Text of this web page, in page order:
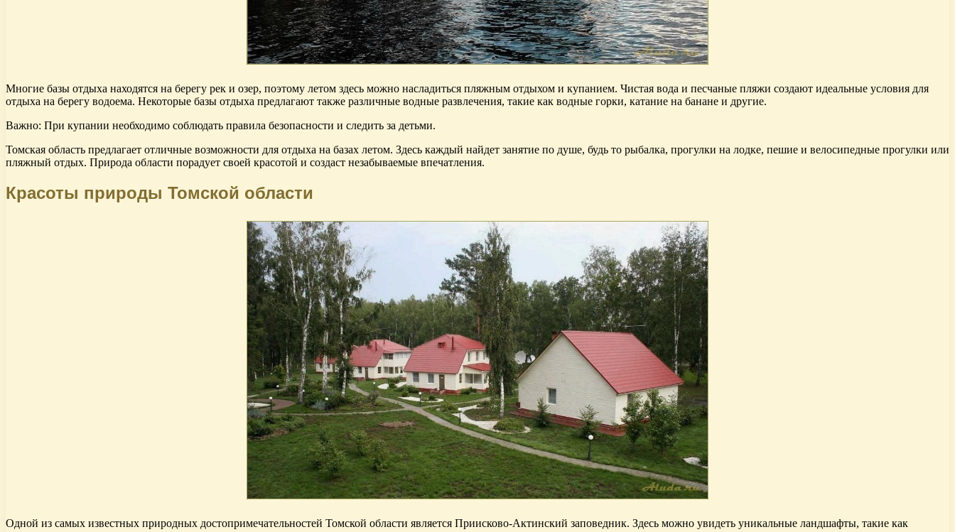
Многие базы отдыха находятся на берегу рек и озер, поэтому летом здесь можно насладиться пляжным отдыхом и купанием. Чистая вода и песчаные пляжи создают идеальные условия для
отдыха на берегу водоема. Некоторые базы отдыха предлагают также различные водные развлечения, такие как водные горки, катание на банане и другие.
Важно: При купании необходимо соблюдать правила безопасности и следить за детьми.
Томская область предлагает отличные возможности для отдыха на базах летом. Здесь каждый найдет занятие по душе, будь то рыбалка, прогулки на лодке, пешие и велосипедные прогулки или
пляжный отдых. Природа области порадует своей красотой и создаст незабываемые впечатления.
Красоты природы Томской области
Одной из самых известных природных достопримечательностей Томской области является Приисково-Актинский заповедник. Здесь можно увидеть уникальные ландшафты, такие как